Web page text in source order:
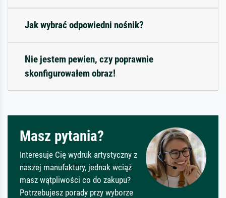
Jak wybrać odpowiedni nośnik?
Nie jestem pewien, czy poprawnie
skonfigurowałem obraz!
Masz pytania?
Interesuje Cię wydruk artystyczny z
naszej manufaktury, jednak wciąż
masz wątpliwości co do zakupu?
Potrzebujesz porady przy wyborze